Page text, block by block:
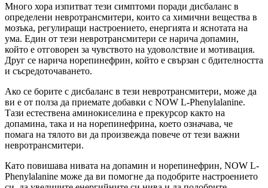
Много хора изпитват тези симптоми поради дисбаланс в
определени невротрансмитери, които са химични вещества в
мозъка, регулиращи настроението, енергията и яснотата на
ума. Един от тези невротрансмитери се нарича допамин,
който е отговорен за чувството на удоволствие и мотивация.
Друг се нарича норепинефрин, който е свързан с бдителността
и съсредоточаването.
Ако се борите с дисбаланс в тези невротрансмитери, може да
ви е от полза да приемате добавки с NOW L-Phenylalanine.
Тази естествена аминокиселина е прекурсор както на
допамина, така и на норепинефрина, което означава, че
помага на тялото ви да произвежда повече от тези важни
невротрансмитери.
Като повишава нивата на допамин и норепинефрин, NOW L-
Phenylalanine може да ви помогне да подобрите настроението